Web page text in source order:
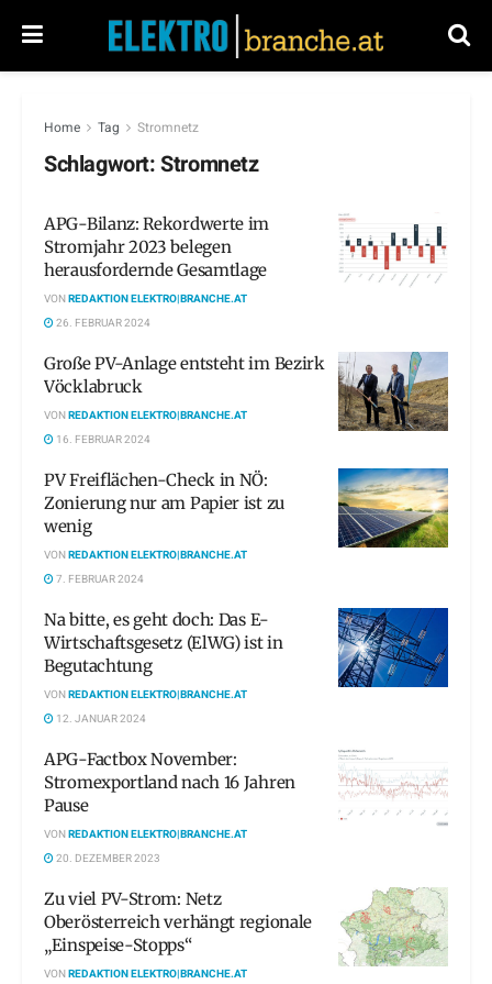
Home Tag Stromnetz
Schlagwort:Stromnetz
APG-Bilanz: Rekordwerte im
Stromjahr 2023 belegen
herausfordernde Gesamtlage
VONREDAKTION ELEKTRO|BRANCHE.AT
26. FEBRUAR 2024
Große PV-Anlage entsteht im Bezirk
Vöcklabruck
VONREDAKTION ELEKTRO|BRANCHE.AT
16. FEBRUAR 2024
PV Freiflächen-Check in NÖ:
Zonierung nur am Papier ist zu
wenig
VONREDAKTION ELEKTRO|BRANCHE.AT
7. FEBRUAR 2024
Na bitte, es geht doch: Das E-
Wirtschaftsgesetz (ElWG) ist in
Begutachtung
VONREDAKTION ELEKTRO|BRANCHE.AT
12. JANUAR 2024
APG-Factbox November:
Stromexportland nach 16 Jahren
Pause
VONREDAKTION ELEKTRO|BRANCHE.AT
20. DEZEMBER 2023
Zu viel PV-Strom: Netz
Oberösterreich verhängt regionale
„Einspeise-Stopps“
VONREDAKTION ELEKTRO|BRANCHE.AT